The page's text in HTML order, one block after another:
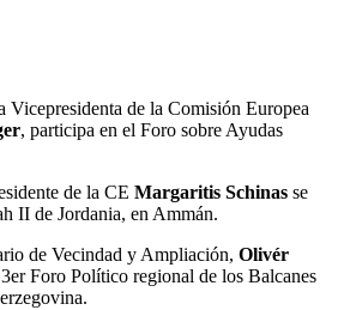
Vicepresidenta de la Comisión Europea
, participa en el Foro sobre Ayudas
de la CE Margaritis Schinas se
II de Jordania, en Ammán.
de Vecindad y Ampliación, Olivér
Foro Político regional de los Balcanes